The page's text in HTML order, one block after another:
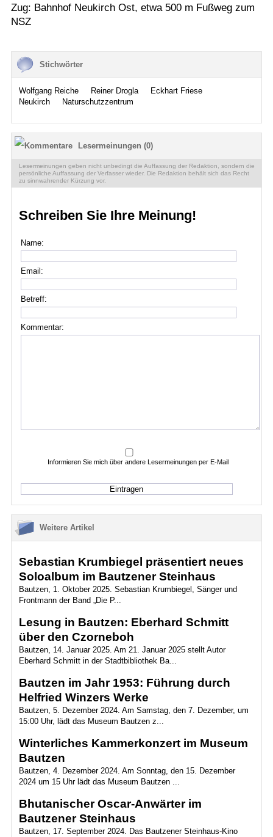
Zug: Bahnhof Neukirch Ost, etwa 500 m Fußweg zum
NSZ
Stichwörter
Wolfgang Reiche Reiner Drogla
Eckhart Friese
Neukirch
Naturschutzzentrum
Lesermeinungen (0)
Lesermeinungen geben nicht unbedingt die Auffassung der Redaktion, sondern die
persönliche Auffassung der Verfasser wieder. Die Redaktion behält sich das Recht
zu sinnwahrender Kürzung vor.
Schreiben Sie Ihre Meinung!
Name:
Email:
Betreff:
Kommentar:
Informieren Sie mich über andere Lesermeinungen per E-Mail
Weitere Artikel
Sebastian Krumbiegel präsentiert neues
Soloalbum im Bautzener Steinhaus
Bautzen, 1. Oktober 2025. Sebastian Krumbiegel, Sänger und
Frontmann der Band „Die P...
Lesung in Bautzen: Eberhard Schmitt
über den Czorneboh
Bautzen, 14. Januar 2025. Am 21. Januar 2025 stellt Autor
Eberhard Schmitt in der Stadtbibliothek Ba...
Bautzen im Jahr 1953: Führung durch
Helfried Winzers Werke
Bautzen, 5. Dezember 2024. Am Samstag, den 7. Dezember, um
15:00 Uhr, lädt das Museum Bautzen z...
Winterliches Kammerkonzert im Museum
Bautzen
Bautzen, 4. Dezember 2024. Am Sonntag, den 15. Dezember
2024 um 15 Uhr lädt das Museum Bautzen ...
Bhutanischer Oscar-Anwärter im
Bautzener Steinhaus
Bautzen, 17. September 2024. Das Bautzener Steinhaus-Kino